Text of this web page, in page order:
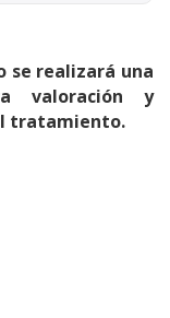
se realizará una
valoración y
tratamiento.